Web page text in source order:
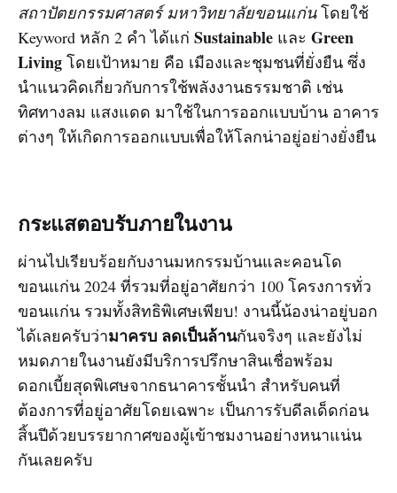
สถาปัตยกรรมศาสตร์ มหาวิทยาลัยขอนแก่นโดยใช้
Keyword หลัก 2 คำ ได้แก่ Sustainable และ Green
Living โดยเป้าหมาย คือ เมืองและชุมชนที่ยั่งยืน ซึ่ง
นำแนวคิดเกี่ยวกับการใช้พลังงานธรรมชาติ เช่น
ทิศทางลม แสงแดด มาใช้ในการออกแบบบ้าน อาคาร
ต่างๆ ให้เกิดการออกแบบเพื่อให้โลกน่าอยู่อย่างยั่งยืน
กระแสตอบรับภายในงาน
ผ่านไปเรียบร้อยกับงานมหกรรมบ้านและคอนโด
ขอนแก่น 2024 ที่รวมที่อยู่อาศัยกว่า 100 โครงการทั่ว
ขอนแก่น รวมทั้งสิทธิพิเศษเพียบ! งานนี้น้องน่าอยู่บอก
ได้เลยครับว่ามาครบ ลดเป็นล้านกันจริงๆ และยังไม่
หมดภายในงานยังมีบริการปรึกษาสินเชื่อพร้อม
ดอกเบี้ยสุดพิเศษจากธนาคารชั้นนำ สำหรับคนที่
ต้องการที่อยู่อาศัยโดยเฉพาะ เป็นการรับดีลเด็ดก่อน
สิ้นปีด้วยบรรยากาศของผู้เข้าชมงานอย่างหนาแน่น
กันเลยครับ